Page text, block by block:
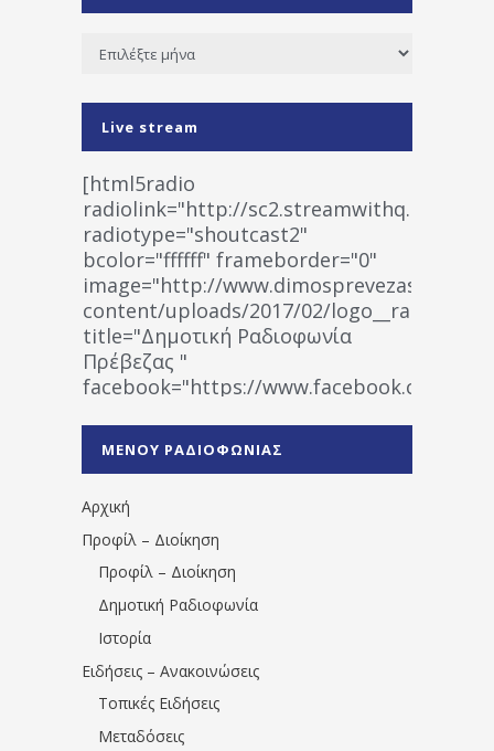
Ιστορικό
Live stream
[html5radio
radiolink="http://
radiotype="shoutcast2"
bcolor="ffffff" frameborder="0"
image="http://www.dimosprevezas.gr/wp-
content/uploads/2017/02/
title="Δημοτική Ραδιοφωνία
Πρέβεζας "
facebook="https://www.facebook.com/
1531194763766854/" artist="" ]
ΜΕΝΟΥ ΡΑΔΙΟΦΩΝΙΑΣ
Αρχική
Προφίλ – Διοίκηση
Προφίλ – Διοίκηση
Δημοτική Ραδιοφωνία
Ιστορία
Ειδήσεις – Ανακοινώσεις
Τοπικές Ειδήσεις
Μεταδόσεις